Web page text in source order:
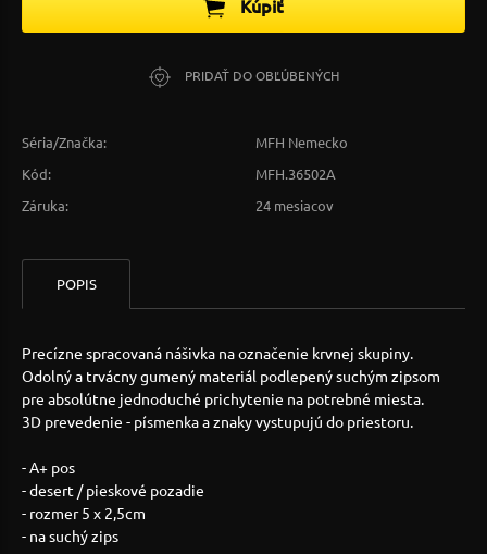
Kúpiť
PRIDAŤ DO OBĽÚBENÝCH
Séria/Značka:
MFH Nemecko
Kód:
MFH.36502A
Záruka:
24 mesiacov
POPIS
Precízne spracovaná nášivka na označenie krvnej skupiny.
Odolný a trvácny gumený materiál podlepený suchým zipsom
pre absolútne jednoduché prichytenie na potrebné miesta.
3D prevedenie - písmenka a znaky vystupujú do priestoru.
- A+ pos
- desert / pieskové pozadie
- rozmer 5 x 2,5cm
- na suchý zips